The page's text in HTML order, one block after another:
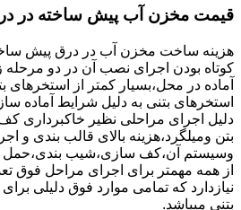
قیمت مخزن آب پیش ساخته در
هزینه ساخت مخزن آب در درق پیش
کوتاه بودن اجرای نصب آن در دو
آماده در محل،بسیار کمتر از استخرهای
استخرهای بتنی به دلیل شرایط آماده
دلیل اجرای مراحلی نظیر خاکبرداری
بتن ومیلگرد،هزینه بالای قالب بندی و
وسیستم آن،کف سازی،شیب بندی،حمل
از همه مهمتر برای اجرای مراحل فوق
نیازدارد که تمامی موارد فوق دلیلی
بتنی میباشد.